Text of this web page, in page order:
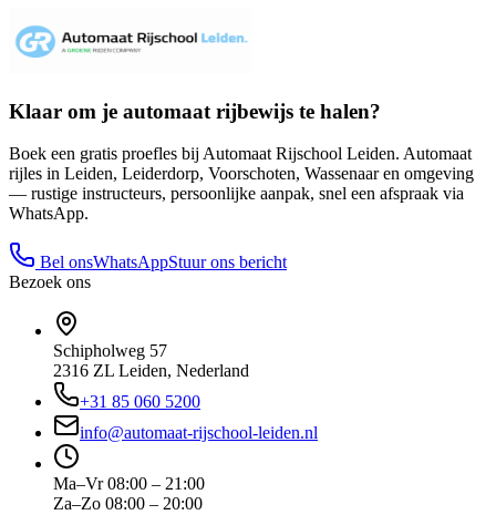
Klaar om je automaat rijbewijs te halen?
Boek een gratis proefles bij Automaat Rijschool Leiden. Automaat
rijles in Leiden, Leiderdorp, Voorschoten, Wassenaar en omgeving
— rustige instructeurs, persoonlijke aanpak, snel een afspraak via
WhatsApp.
Bel onsWhatsAppStuur ons bericht
Bezoek ons
Schipholweg 57
2316 ZL Leiden, Nederland
+31 85 060 5200
info@automaat-rijschool-leiden.nl
Ma–Vr08:00 – 21:00
Za–Zo 08:00 – 20:00